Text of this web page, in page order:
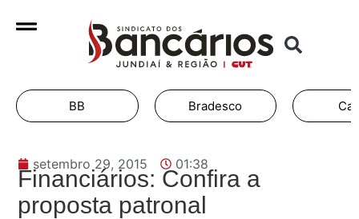
BB Bradesco
setembro 29, 2015 01:38
Financiários: Confira a
proposta patronal